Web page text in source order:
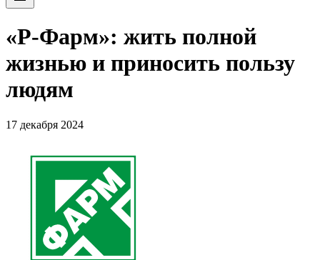
«Р-Фарм»: жить полной
жизнью и приносить пользу
людям
17 декабря 2024